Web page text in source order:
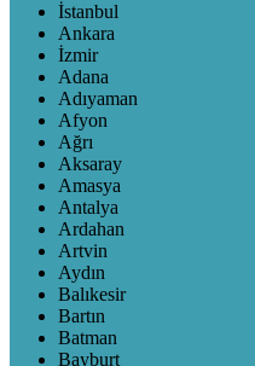
İstanbul
Ankara
İzmir
Adana
Adıyaman
Afyon
Ağrı
Aksaray
Amasya
Antalya
Ardahan
Artvin
Aydın
Balıkesir
Bartın
Batman
Bayburt